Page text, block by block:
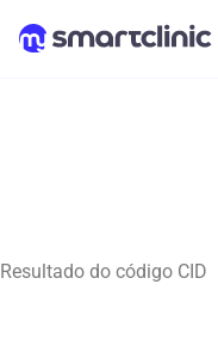
Resultado do código CID